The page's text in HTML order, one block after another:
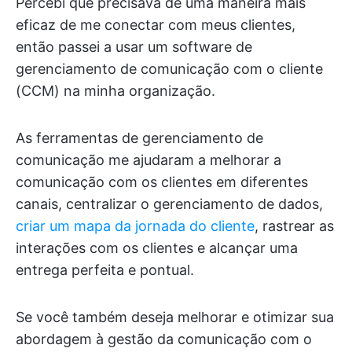
eficaz de me conectar com meus clientes,
então passei a usar um software de
gerenciamento de comunicação com o cliente
(CCM) na minha organização.
As ferramentas de gerenciamento de
comunicação me ajudaram a melhorar a
comunicação com os clientes em diferentes
canais, centralizar o gerenciamento de dados,
criar um mapa da jornada do cliente, rastrear as
interações com os clientes e alcançar uma
entrega perfeita e pontual.
Se você também deseja melhorar e otimizar sua
abordagem à gestão da comunicação com o